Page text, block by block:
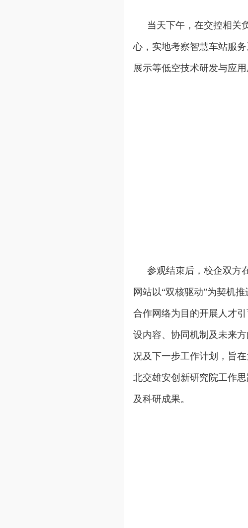
当天下午，在交控相关
心，实地考察智慧车站服
展示等低空技术研发与应
参观结束后，校企双方
网站以“双核驱动”为契机
合作网络为目的开展人才
设内容、协同机制及未来
况及下一步工作计划，旨
北交雄安创新研究院工作
及科研成果。